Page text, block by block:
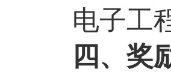
电子工
四、奖